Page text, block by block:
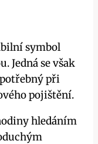
symbol
Jedná se však
při
pojištění.
hledáním